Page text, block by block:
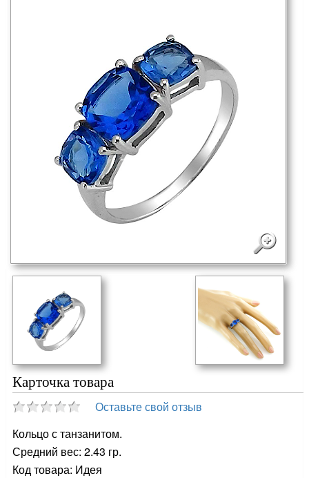
Карточка товара
Оставьте свой отзыв
Кольцо с танзанитом.
Средний вес: 2.43 гр.
Код товара: Идея